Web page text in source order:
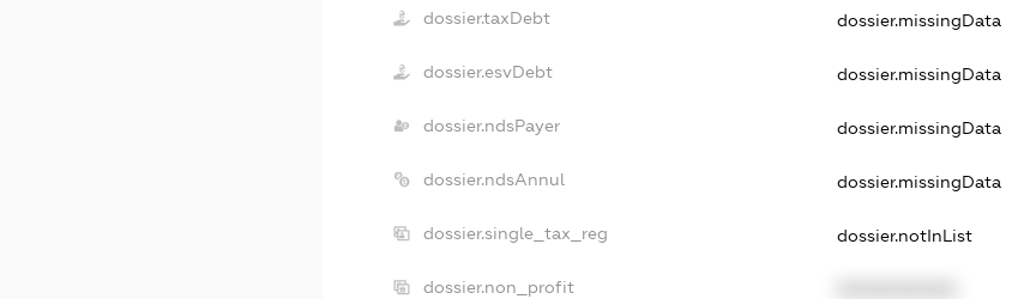
dossier.taxDebt dossier.missingData
dossier.esvDebt dossier.missingData
dossier.ndsPayer dossier.missingData
dossier.ndsAnnul dossier.missingData
dossier.single_tax_reg dossier.notInList
dossier.non_profit